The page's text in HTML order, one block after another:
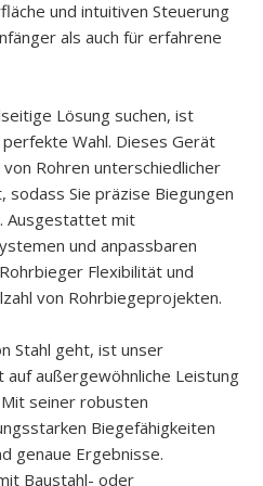
und intuitiven Steuerung
als auch für erfahrene
Lösung suchen, ist
Wahl. Dieses Gerät
Rohren unterschiedlicher
sodass Sie präzise Biegungen
Ausgestattet mit
und anpassbaren
Flexibilität und
von Rohrbiegeprojekten.
Stahl geht, ist unser
auf außergewöhnliche Leistung
seiner robusten
Biegefähigkeiten
genaue Ergebnisse.
Baustahl- oder